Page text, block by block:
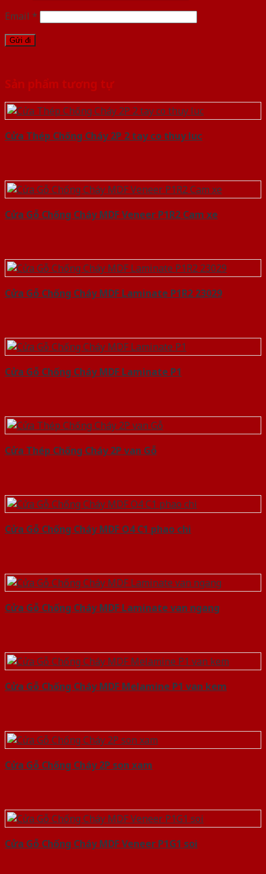
Email *
Sản phẩm tương tự
Cửa Thép Chống Cháy 2P 2 tay co thuy luc
Cửa Gỗ Chống Cháy MDF Veneer P1R2 Cam xe
Cửa Gỗ Chống Cháy MDF Laminate P1R2 23029
Cửa Gỗ Chống Cháy MDF Laminate P1
Cửa Thép Chống Cháy 2P van Gỗ
Cửa Gỗ Chống Cháy MDF O4 C1 phao chi
Cửa Gỗ Chống Cháy MDF Laminate van ngang
Cửa Gỗ Chống Cháy MDF Melamine P1 van kem
Cửa Gỗ Chống Cháy 2P son xam
Cửa Gỗ Chống Cháy MDF Veneer P1G1 soi